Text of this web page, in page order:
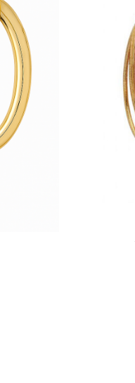
AÑADIR AL